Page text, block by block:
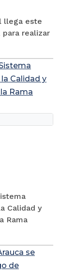
llega este
para realizar
Calidad y
Rama
Calidad y
Rama